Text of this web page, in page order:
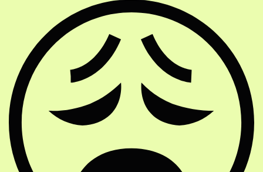
Ist das Geschäft jetzt geöffnet oder geschlossen?